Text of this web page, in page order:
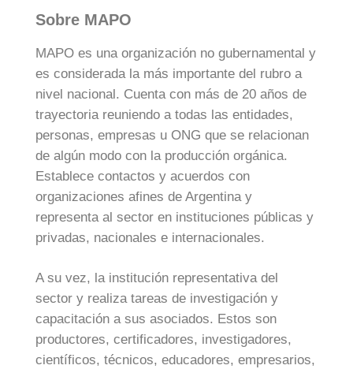
Sobre MAPO
MAPO es una organización no gubernamental y
es considerada la más importante del rubro a
nivel nacional. Cuenta con más de 20 años de
trayectoria reuniendo a todas las entidades,
personas, empresas u ONG que se relacionan
de algún modo con la producción orgánica.
Establece contactos y acuerdos con
organizaciones afines de Argentina y
representa al sector en instituciones públicas y
privadas, nacionales e internacionales.
A su vez, la institución representativa del
sector y realiza tareas de investigación y
capacitación a sus asociados. Estos son
productores, certificadores, investigadores,
científicos, técnicos, educadores, empresarios,